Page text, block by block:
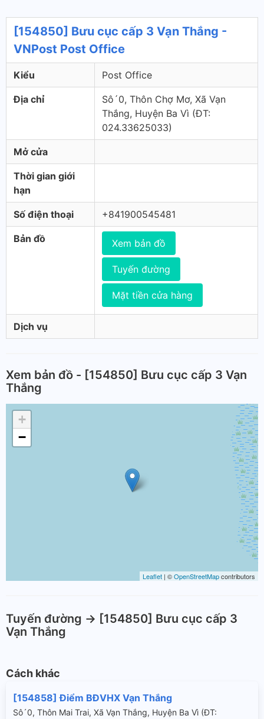
[154850] Bưu cục cấp 3 Vạn Thắng -
VNPost Post Office
Kiểu Post Office
Địa chỉ
Sô´0, Thôn Chợ Mơ, Xã Vạn
Thắng, Huyện Ba Vì (ÐT:
024.33625033)
Mở cửa
Thời gian giới
hạn
Số điện thoại +841900545481
Bản đồ Xem bản đồ
Tuyến đường
Mặt tiền cửa hàng
Dịch vụ
Xem bản đồ - [154850] Bưu cục cấp 3 Vạn
Thắng
+
−
Leaflet | ©OpenStreetMapcontributors
Tuyến đường -> [154850] Bưu cục cấp 3
Vạn Thắng
Cách khác
[154858] Điểm BĐVHX Vạn Thắng
Sô´0, Thôn Mai Trai, Xã Vạn Thắng, Huyện Ba Vì (ÐT: